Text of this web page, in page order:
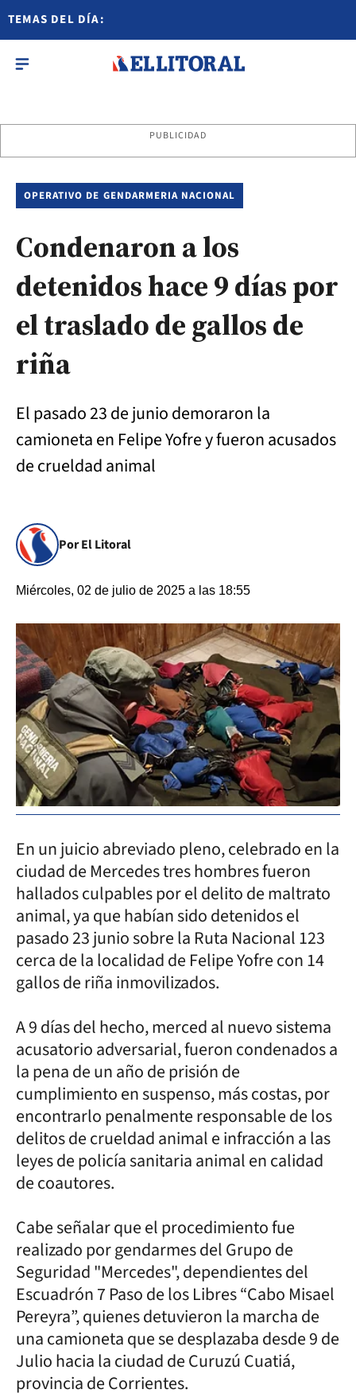
TEMAS DEL DÍA:
PUBLICIDAD
OPERATIVO DE GENDARMERIA NACIONAL
Condenaron a los
detenidos hace 9 días por
el traslado de gallos de
riña
El pasado 23 de junio demoraron la
camioneta en Felipe Yofre y fueron acusados
de crueldad animal
Por El Litoral
Miércoles, 02 de julio de 2025 a las 18:55
En un juicio abreviado pleno, celebrado en la
ciudad de Mercedes tres hombres fueron
hallados culpables por el delito de maltrato
animal, ya que habían sido detenidos el
pasado 23 junio sobre la Ruta Nacional 123
cerca de la localidad de Felipe Yofre con 14
gallos de riña inmovilizados.
A 9 días del hecho, merced al nuevo sistema
acusatorio adversarial, fueron condenados a
la pena de un año de prisión de
cumplimiento en suspenso, más costas, por
encontrarlo penalmente responsable de los
delitos de crueldad animal e infracción a las
leyes de policía sanitaria animal en calidad
de coautores.
Cabe señalar que el procedimiento fue
realizado por gendarmes del Grupo de
Seguridad "Mercedes", dependientes del
Escuadrón 7 Paso de los Libres “Cabo Misael
Pereyra”, quienes detuvieron la marcha de
una camioneta que se desplazaba desde 9 de
Julio hacia la ciudad de Curuzú Cuatiá,
provincia de Corrientes.